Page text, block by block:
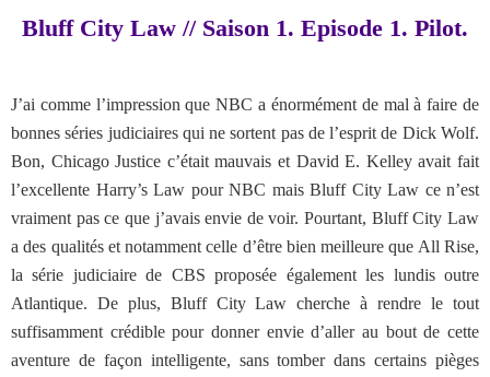
Bluff City Law // Saison 1. Episode 1. Pilot.
J’ai comme l’impression que NBC a énormément de mal à faire de
bonnes séries judiciaires qui ne sortent pas de l’esprit de Dick Wolf.
Bon, Chicago Justice c’était mauvais et David E. Kelley avait fait
l’excellente Harry’s Law pour NBC mais Bluff City Law ce n’est
vraiment pas ce que j’avais envie de voir. Pourtant, Bluff City Law
a des qualités et notamment celle d’être bien meilleure que All Rise,
la série judiciaire de CBS proposée également les lundis outre
Atlantique. De plus, Bluff City Law cherche à rendre le tout
suffisamment crédible pour donner envie d’aller au bout de cette
aventure de façon intelligente, sans tomber dans certains pièges